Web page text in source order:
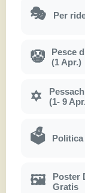
🎭 Per
🤡
Pesce
(1 Apr.)
✡
Pessach
(1- 9
🗳 Politica
🖼
Poster
Gratis